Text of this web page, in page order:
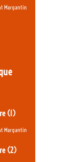
Margantin
(1)
Margantin
(2)